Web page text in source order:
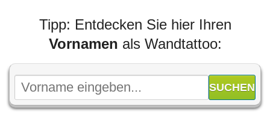
Tipp: Entdecken Sie hier Ihren
Vornamen als Wandtattoo: